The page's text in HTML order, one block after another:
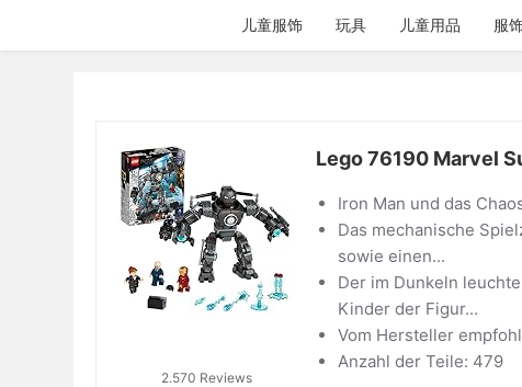
儿童服饰 玩具 儿童用品 服
2.570 Reviews
Lego 76190 Marvel
Iron Man und das
Das mechanische
sowie einen...
Der im Dunkeln
Kinder der Figur...
Vom Hersteller
Anzahl der Teile: 479